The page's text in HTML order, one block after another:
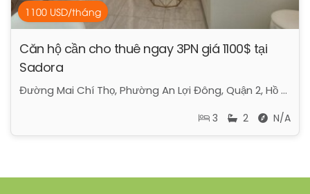
1100 USD/tháng
Căn hộ cần cho thuê ngay 3PN giá 1100$ tại
Sadora
Đường Mai Chí Thọ, Phường An Lợi Đông, Quận 2, Hồ Chí Minh
3 2 N/A